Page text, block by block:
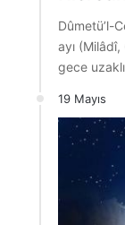
Dûmetü’l-
ayı
gece
19 Mayıs